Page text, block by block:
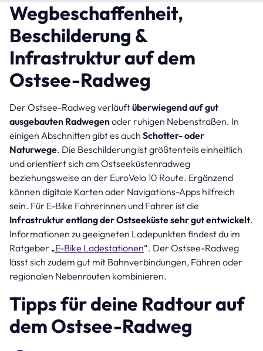
Wegbeschaffenheit,
Beschilderung &
Infrastruktur auf dem
Ostsee-Radweg
Der Ostsee-Radweg verläuftüberwiegend auf gut
ausgebauten Radwegenoder ruhigen Nebenstraßen. In
einigen Abschnitten gibt es auch Schotter- oder
Naturwege. Die Beschilderung ist größtenteils einheitlich
und orientiert sich am Ostseeküstenradweg
beziehungsweise an der EuroVelo 10 Route. Ergänzend
können digitale Karten oder Navigations-Apps hilfreich
sein. Für E-Bike Fahrerinnen und Fahrer ist die
Infrastruktur entlang der Ostseeküste sehr gut entwickelt.
Informationen zu geeigneten Ladepunkten findest du im
Ratgeber „E-Bike Ladestationen“. Der Ostsee-Radweg
lässt sich zudem gut mit Bahnverbindungen, Fähren oder
regionalen Nebenrouten kombinieren.
Tipps für deine Radtour auf
dem Ostsee-Radweg